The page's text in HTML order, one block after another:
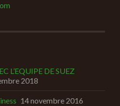
L’EQUIPE DE SUEZ
2018
14 novembre 2016